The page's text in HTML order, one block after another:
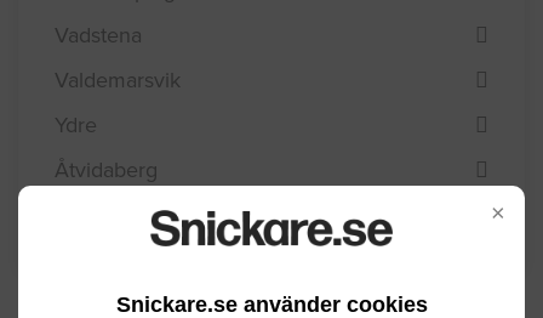
×
Snickare.se använder cookies
Vadstena
Valdemarsvik
Ydre
Åtvidaberg